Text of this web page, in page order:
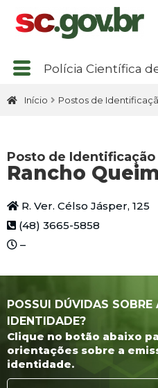
Polícia Científica
Início Postos de
Posto de Identificação
Rancho
R. Ver. Célso Jásper, 125
(48) 3665-5858
–
POSSUI DÚVIDAS SOBRE
IDENTIDADE?
Clique no botão abaixo
orientações sobre a
identidade.